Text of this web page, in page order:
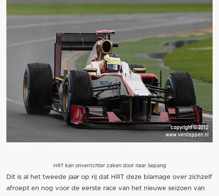
HRT kan onverrichter zaken door naar Sepang
Dit is al het tweede jaar op rij dat HRT deze blamage over zichzelf
afroept en nog voor de eerste race van het nieuwe seizoen van